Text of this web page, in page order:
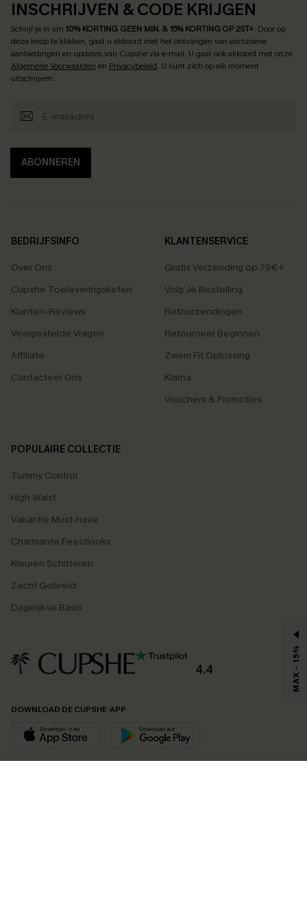
INSCHRIJVEN & CODE KRIJGEN
Schrijf je in om 10% KORTING GEEN MIN. & 15% KORTING OP 2ST+. Door op
deze knop te klikken, gaat u akkoord met het ontvangen van exclusieve
aanbiedingen en updates van Cupshe via e-mail. U gaat ook akkoord met onze
Algemene Voorwaarden en Privacybeleid. U kunt zich op elk moment
uitschrijven.
ABONNEREN
BEDRIJFSINFO
Over Ons
Cupshe Toeleveringsketen
Klanten-Reviews
Veelgestelde Vragen
Affiliate
Contacteer Ons
KLANTENSERVICE
Gratis Verzending op 79€+
Volg Je Bestelling
Retourzendingen
Retourneer Beginnen
Zwem Fit Oplossing
Klarna
Vouchers & Promoties
POPULAIRE COLLECTIE
Tummy Control
High Waist
Vakantie Must-have
Charmante Feestlooks
Kleuren Schitteren
Zacht Gebreid
Dagelijkse Basis
4.4
DOWNLOAD DE CUPSHE-APP
MAX - 15%